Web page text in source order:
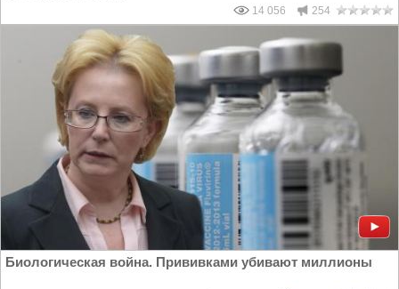
14 056 254
Биологическая война. Прививками убивают миллионы